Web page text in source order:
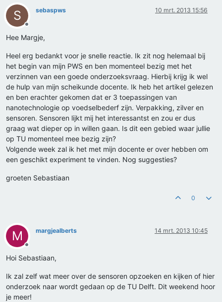
S
Offline
sebaspws 10 mrt. 2013 15:56
Hee Margje,
Heel erg bedankt voor je snelle reactie. Ik zit nog helemaal bij
het begin van mijn PWS en ben momenteel bezig met het
verzinnen van een goede onderzoeksvraag. Hierbij krijg ik wel
de hulp van mijn scheikunde docente. Ik heb het artikel gelezen
en ben erachter gekomen dat er 3 toepassingen van
nanotechnologie op voedselbederf zijn. Verpakking, zilver en
sensoren. Sensoren lijkt mij het interessantst en zou er dus
graag wat dieper op in willen gaan. Is dit een gebied waar jullie
op TU momenteel mee bezig zijn?
Volgende week zal ik het met mijn docente er over hebben om
een geschikt experiment te vinden. Nog suggesties?
groeten Sebastiaan
0
M
Offline
margjealberts 14 mrt. 2013 10:45
Hoi Sebastiaan,
Ik zal zelf wat meer over de sensoren opzoeken en kijken of hier
onderzoek naar wordt gedaan op de TU Delft. Dit weekend hoor
je meer!